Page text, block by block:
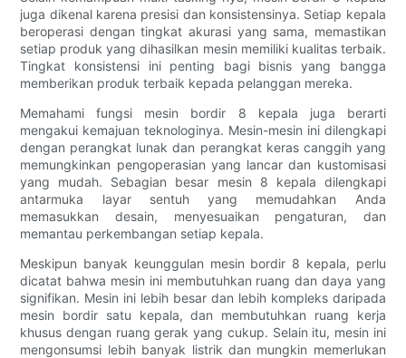
juga dikenal karena presisi dan konsistensinya. Setiap kepala
beroperasi dengan tingkat akurasi yang sama, memastikan
setiap produk yang dihasilkan mesin memiliki kualitas terbaik.
Tingkat konsistensi ini penting bagi bisnis yang bangga
memberikan produk terbaik kepada pelanggan mereka.
Memahami fungsi mesin bordir 8 kepala juga berarti
mengakui kemajuan teknologinya. Mesin-mesin ini dilengkapi
dengan perangkat lunak dan perangkat keras canggih yang
memungkinkan pengoperasian yang lancar dan kustomisasi
yang mudah. ​​Sebagian besar mesin 8 kepala dilengkapi
antarmuka layar sentuh yang memudahkan Anda
memasukkan desain, menyesuaikan pengaturan, dan
memantau perkembangan setiap kepala.
Meskipun banyak keunggulan mesin bordir 8 kepala, perlu
dicatat bahwa mesin ini membutuhkan ruang dan daya yang
signifikan. Mesin ini lebih besar dan lebih kompleks daripada
mesin bordir satu kepala, dan membutuhkan ruang kerja
khusus dengan ruang gerak yang cukup. Selain itu, mesin ini
mengonsumsi lebih banyak listrik dan mungkin memerlukan